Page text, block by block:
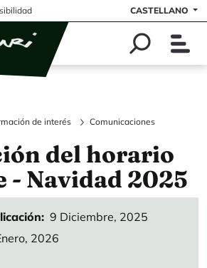
CASTELLANO
de interés Comunicaciones
del horario
- Navidad 2025
9 Diciembre, 2025
2026